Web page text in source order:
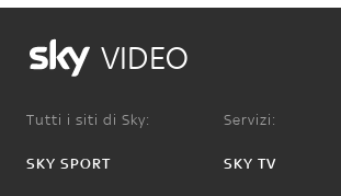
VIDEO
Tutti i siti di Sky:
SKY SPORT
Servizi:
SKY TV